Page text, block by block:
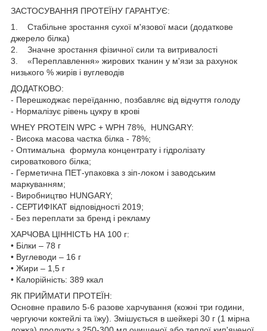
ЗАСТОСУВАННЯ ПРОТЕЇНУ ГАРАНТУЄ:
1. Стабільне зростання сухої м'язової маси (додаткове
джерело білка)
2. Значне зростання фізичної сили та витривалості
3. «Переплавлення» жирових тканин у м'язи за рахунок
низького % жирів і вуглеводів
ДОДАТКОВО:
- Перешкоджає переїданню, позбавляє від відчуття голоду
- Нормалізує рівень цукру в крові
WHEY PROTEIN WPC + WPH 78%, HUNGARY:
- Висока масова частка білка - 78%;
- Оптимальна формула концентрату і гідролізату
сироваткового білка;
- Герметична ПЕТ-упаковка з зіп-локом і заводським
маркуванням;
- Виробництво HUNGARY;
- СЕРТИФІКАТ відповідності 2019;
- Без переплати за бренд і рекламу
ХАРЧОВА ЦІННІСТЬ НА 100 г:
• Білки – 78 г
• Вуглеводи – 16 г
• Жири – 1,5 г
• Калорійність: 389 ккал
ЯК ПРИЙМАТИ ПРОТЕЇН:
Основне правило 5-6 разове харчування (кожні три години,
чергуючи коктейлі та їжу). Змішується в шейкері 30 г (1 мірна